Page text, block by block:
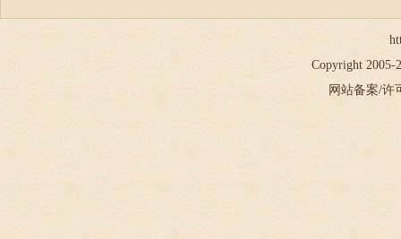
Copyright 2005-
网站备案/许